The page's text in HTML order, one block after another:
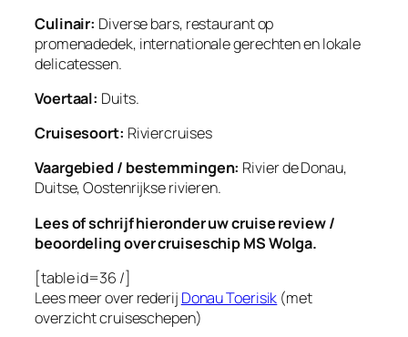
Culinair: Diverse bars, restaurant op
promenadedek, internationale gerechten en lokale
delicatessen.
Voertaal: Duits.
Cruisesoort: Riviercruises
Vaargebied / bestemmingen: Rivier de Donau,
Duitse, Oostenrijkse rivieren.
Lees of schrijf hieronder uw cruise review /
beoordeling over cruiseschip MS Wolga.
[table id=36 /]
Lees meer over rederij Donau Toerisik (met
overzicht cruiseschepen)